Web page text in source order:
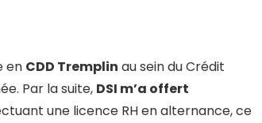
en CDD Tremplin au sein du Crédit
Par la suite, DSI m’a offert
une licence RH en alternance, ce